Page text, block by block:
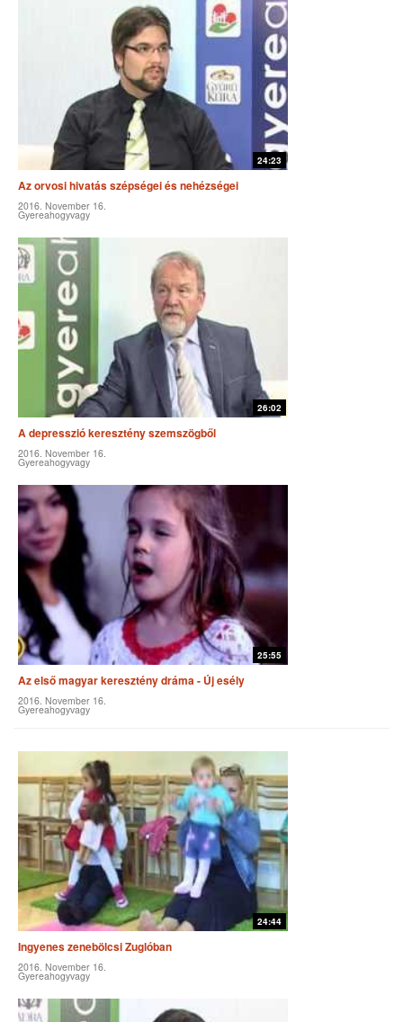
24:23
Az orvosi hivatás szépségei és nehézségei
2016. November 16.
Gyereahogyvagy
26:02
A depresszió keresztény szemszögből
2016. November 16.
Gyereahogyvagy
25:55
Az első magyar keresztény dráma - Új esély
2016. November 16.
Gyereahogyvagy
24:44
Ingyenes zenebölcsi Zuglóban
2016. November 16.
Gyereahogyvagy